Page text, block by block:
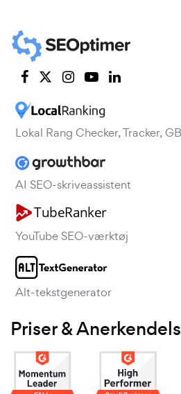
Lokal Rang Checker, Tracker,
AI SEO-skriveassistent
YouTube SEO-værktøj
Alt-tekstgenerator
Priser &